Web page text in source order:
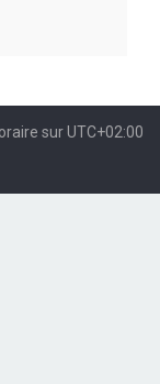
surUTC+02:00